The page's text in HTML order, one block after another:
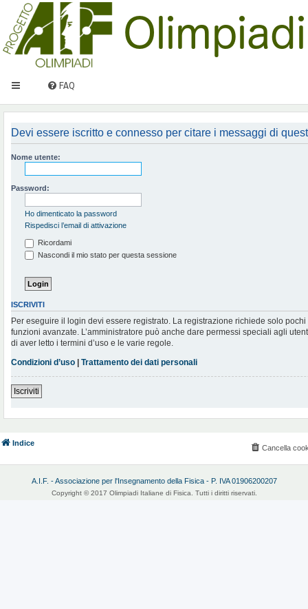
FAQ
Devi essere iscritto e connesso per citare i messaggi di
Nome utente:
Password:
Ho dimenticato la password
Rispedisci l’email di attivazione
Ricordami
Nascondi il mio stato per questa sessione
ISCRIVITI
Per eseguire il login devi essere registrato. La registrazione richiede solo
funzioni avanzate. L’amministratore può anche dare permessi speciali agli
di aver letto i termini d’uso e le varie regole.
Condizioni d’uso | Trattamento dei dati personali
Iscriviti
Indice
Cancella
A.I.F. - Associazione per l'Insegnamento della Fisica - P. IVA 01906200207
Copyright © 2017 Olimpiadi Italiane di Fisica. Tutti i diritti riservati.